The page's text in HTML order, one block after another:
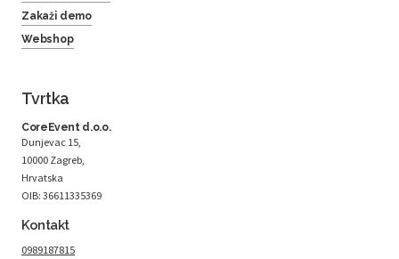
Zakaži demo
Webshop
Tvrtka
CoreEvent d.o.o.
Dunjevac 15,
10000 Zagreb,
Hrvatska
OIB: 36611335369
Kontakt
0989187815